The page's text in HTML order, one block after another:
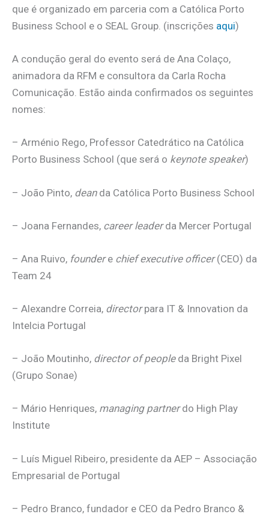
que é organizado em parceria com a Católica Porto
Business School e o SEAL Group. (inscrições aqui)
A condução geral do evento será de Ana Colaço,
animadora da RFM e consultora da Carla Rocha
Comunicação. Estão ainda confirmados os seguintes
nomes:
– Arménio Rego, Professor Catedrático na Católica
Porto Business School (que será o keynote speaker)
– João Pinto, deanda Católica Porto Business School
– Joana Fernandes, career leaderda Mercer Portugal
– Ana Ruivo, foundere chief executive officer(CEO) da
Team 24
– Alexandre Correia, directorpara IT & Innovation da
Intelcia Portugal
– João Moutinho, director of peopleda Bright Pixel
(Grupo Sonae)
– Mário Henriques, managing partnerdo High Play
Institute
– Luís Miguel Ribeiro, presidente da AEP – Associação
Empresarial de Portugal
– Pedro Branco, fundador e CEO da Pedro Branco &